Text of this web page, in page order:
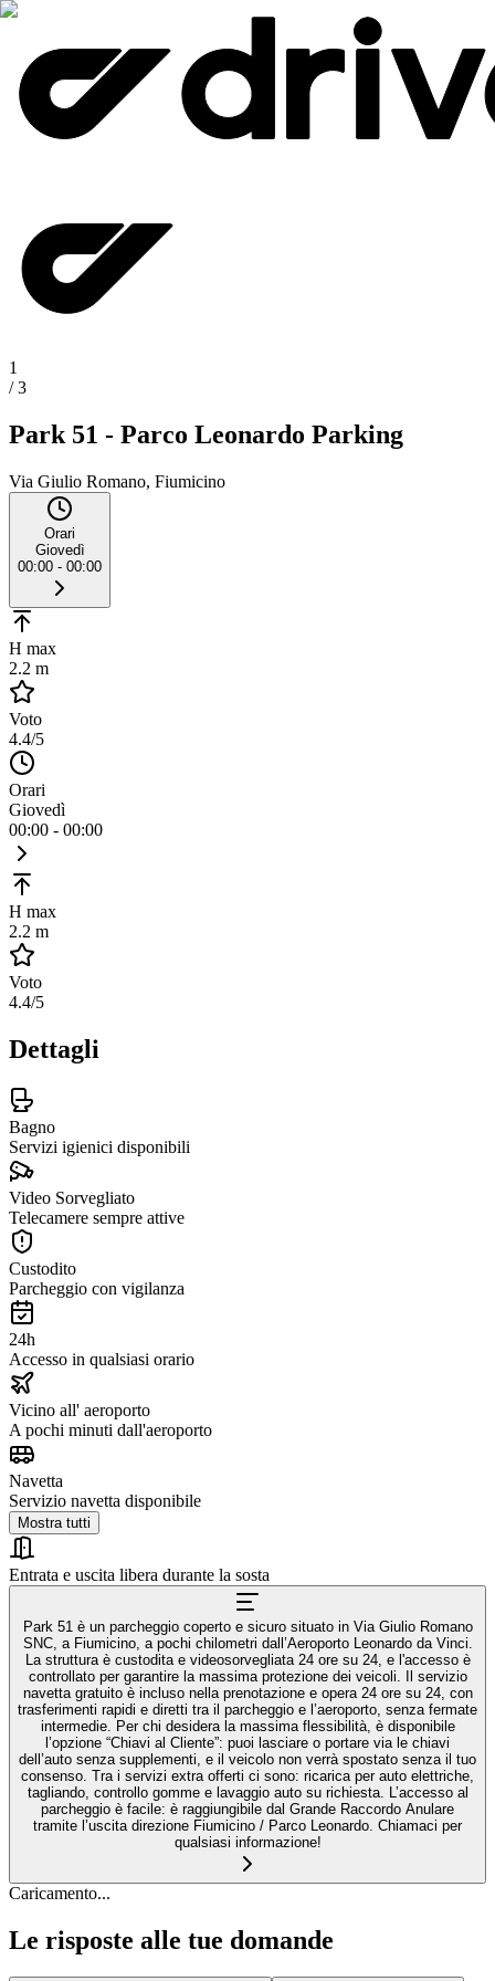
1
/3
Park 51 - Parco Leonardo Parking
Via Giulio Romano, Fiumicino
Orari
Giovedì
00:00 - 00:00
H max
2.2 m
Voto
4.4/5
Orari
Giovedì
00:00 - 00:00
H max
2.2 m
Voto
4.4/5
Dettagli
Bagno
Servizi igienici disponibili
Video Sorvegliato
Telecamere sempre attive
Custodito
Parcheggio con vigilanza
24h
Accesso in qualsiasi orario
Vicino all' aeroporto
A pochi minuti dall'aeroporto
Navetta
Servizio navetta disponibile
Mostra tutti
Entrata e uscita libera durante la sosta
Park 51 è un parcheggio coperto e sicuro situato in Via Giulio Romano
SNC, a Fiumicino, a pochi chilometri dall’Aeroporto Leonardo da Vinci.
La struttura è custodita e videosorvegliata 24 ore su 24, e l'accesso è
controllato per garantire la massima protezione dei veicoli. Il servizio
navetta gratuito è incluso nella prenotazione e opera 24 ore su 24, con
trasferimenti rapidi e diretti tra il parcheggio e l’aeroporto, senza fermate
intermedie. Per chi desidera la massima flessibilità, è disponibile
l’opzione “Chiavi al Cliente”: puoi lasciare o portare via le chiavi
dell’auto senza supplementi, e il veicolo non verrà spostato senza il tuo
consenso. Tra i servizi extra offerti ci sono: ricarica per auto elettriche,
tagliando, controllo gomme e lavaggio auto su richiesta. L’accesso al
parcheggio è facile: è raggiungibile dal Grande Raccordo Anulare
tramite l’uscita direzione Fiumicino / Parco Leonardo. Chiamaci per
qualsiasi informazione!
Caricamento...
Le risposte alle tue domande